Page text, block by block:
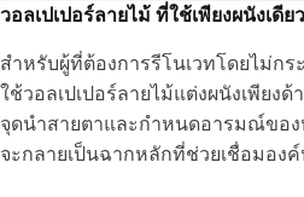
วอลเปเปอร์ลายไม้ ที่ใช้เพียงผนังเ
สำหรับผู้ที่ต้องการรีโนเวทโดยไม่กร
ใช้วอลเปเปอร์ลายไม้แต่งผนังเพียง
จุดนำสายตาและกำหนดอารมณ์ของ
จะกลายเป็นฉากหลักที่ช่วยเชื่อมอง